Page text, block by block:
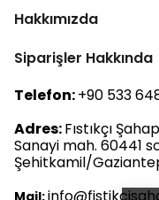
Hakkımızda
Siparişler Hakkında
Telefon:+90 533
Adres:Fıstıkçı
Sanayi mah. 60441
Şehitkamil/
Mail: